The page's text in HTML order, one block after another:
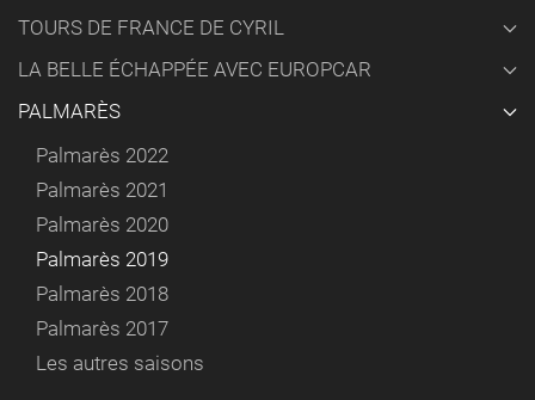
TOURS DE FRANCE DE CYRIL
LA BELLE ÉCHAPPÉE AVEC EUROPCAR
PALMARÈS
Palmarès 2022
Palmarès 2021
Palmarès 2020
Palmarès 2019
Palmarès 2018
Palmarès 2017
Les autres saisons